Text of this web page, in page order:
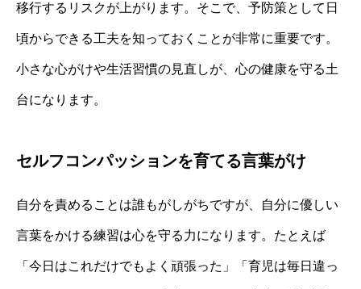
移行するリスクが上がります。そこで、予防策として日
頃からできる工夫を知っておくことが非常に重要です。
小さな心がけや生活習慣の見直しが、心の健康を守る土
台になります。
セルフコンパッションを育てる言葉がけ
自分を責めることは誰もがしがちですが、自分に優しい
言葉をかける練習は心を守る力になります。たとえば
「今日はこれだけでもよく頑張った」「育児は毎日違っ